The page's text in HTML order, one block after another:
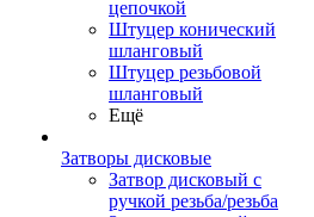
цепочкой
Штуцер конический
шланговый
Штуцер резьбовой
шланговый
Ещё
Затворы дисковые
Затвор дисковый с
ручкой резьба/резьба